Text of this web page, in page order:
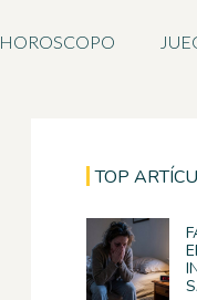
HOROSCOPO
TOP